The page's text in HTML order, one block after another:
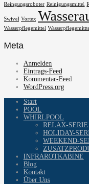
Reingungsroboter Reinigungsmittel
Swivel Vortex
Wasserpflegemittel
Meta
Anmelden
Eintrags-Feed
Kommentar-Feed
WordPress.org
Start
POOL
WHIRLPOOL
RELAX-SERIE
HOLIDAY-
WEEKEND-
INFRAROTKABINE
Blog
Kontakt
Über Uns